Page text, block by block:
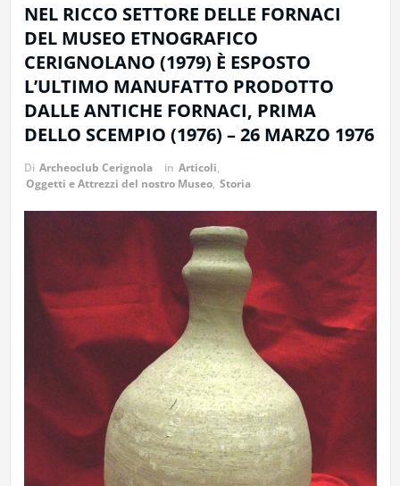
NEL RICCO SETTORE DELLE FORNACI
DEL MUSEO ETNOGRAFICO
CERIGNOLANO (1979) È ESPOSTO
L’ULTIMO MANUFATTO PRODOTTO
DALLE ANTICHE FORNACI, PRIMA
DELLO SCEMPIO (1976) – 26 MARZO 1976
Di Archeoclub Cerignola in Articoli,
Oggetti e Attrezzi del nostro Museo, Storia